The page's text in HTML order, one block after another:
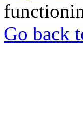
Go back